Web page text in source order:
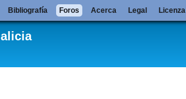
Bibliografía Foros Acerca Legal Licenza